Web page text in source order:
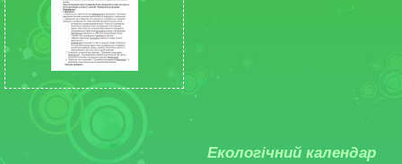
Екологічний календар